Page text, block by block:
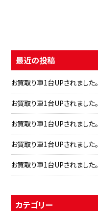
最近の投稿
お買取り車1台UPされました。
お買取り車1台UPされました。
お買取り車1台UPされました。
お買取り車1台UPされました。
お買取り車1台UPされました。
カテゴリー